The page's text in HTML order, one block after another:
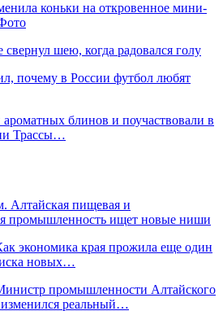
коньки на откровенное мини-
свернул шею, когда радовался голу
почему в России футбол любят
блинов и поучаствовали в
Трассы…
Алтайская пищевая и
промышленность ищет новые ниши
экономика края прожила еще один
новых…
промышленности Алтайского
реальный…